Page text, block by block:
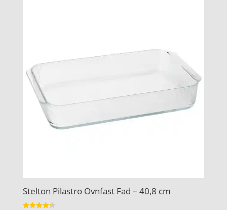
Stelton Pilastro Ovnfast Fad – 40,8 cm